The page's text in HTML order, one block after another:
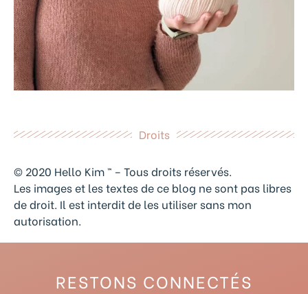
Droits
© 2020 Hello Kim ™ – Tous droits réservés.
Les images et les textes de ce blog ne sont pas libres
de droit. Il est interdit de les utiliser sans mon
autorisation.
RESTONS CONNECTÉS